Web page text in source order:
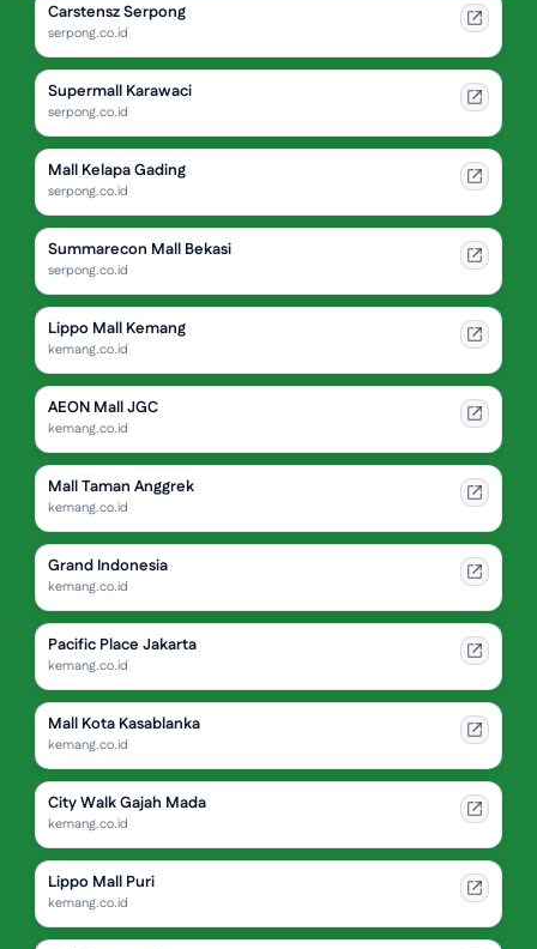
Carstensz Serpong
serpong.co.id
Supermall Karawaci
serpong.co.id
Mall Kelapa Gading
serpong.co.id
Summarecon Mall Bekasi
serpong.co.id
Lippo Mall Kemang
kemang.co.id
AEON Mall JGC
kemang.co.id
Mall Taman Anggrek
kemang.co.id
Grand Indonesia
kemang.co.id
Pacific Place Jakarta
kemang.co.id
Mall Kota Kasablanka
kemang.co.id
City Walk Gajah Mada
kemang.co.id
Lippo Mall Puri
kemang.co.id